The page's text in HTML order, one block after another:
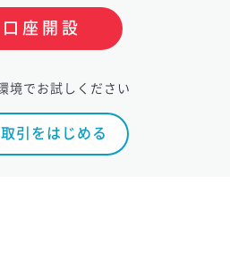
口座開設
境でお試しください
引をはじめる